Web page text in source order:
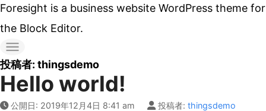
ッ
プ
す
Foresight is a business website WordPress theme for
the Block Editor.
投稿者: thingsdemo
Hello world!
公開日: 2019年12月4日 8:41 am 投稿者: thingsdemo